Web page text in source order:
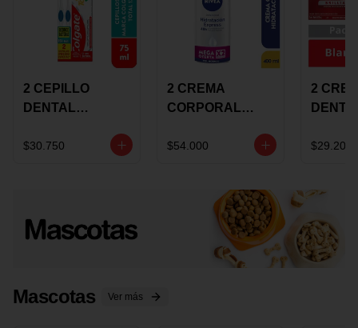
2 CEPILLO
DENTAL
+CREMA
$30.750
2 CREMA
CORPORAL
EXPRESS
OFERTA
$54.000
2
$29.200
Mascotas Ver más